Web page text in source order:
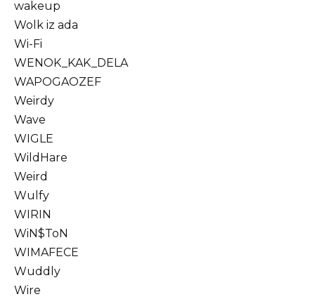
wakeup
Wolk iz ada
Wi-Fi
WENOK_KAK_DELA
WAPOGAOZEF
Weirdy
Wave
WIGLE
WildHare
Weird
Wulfy
WIRIN
WiN$ToN
WIMAFECE
Wuddly
Wire